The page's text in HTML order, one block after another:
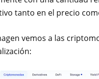
tanto en el precio
vemos a las